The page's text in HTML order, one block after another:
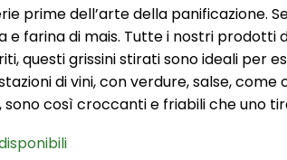
prime dell’arte della panificazione.
e farina di mais. Tutte i nostri prodotti
questi grissini stirati sono ideali per
di vini, con verdure, salse,
sono così croccanti e friabili che uno